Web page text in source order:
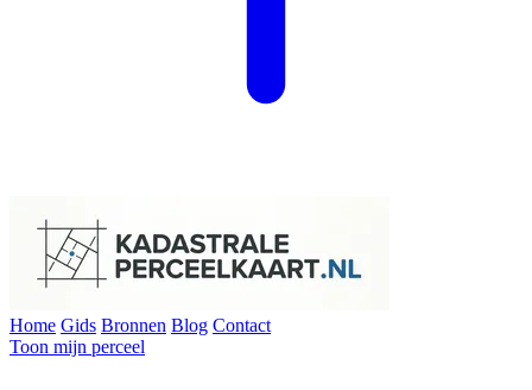
Home Gids Bronnen Blog Contact
Toon mijn perceel